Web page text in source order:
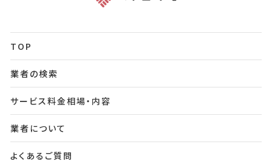
TOP
業者の検索
サービス料金相場・内容
業者について
よくあるご質問